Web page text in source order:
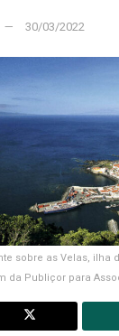
30/03/2022
sobre as Velas, ilha
da Publiçor para